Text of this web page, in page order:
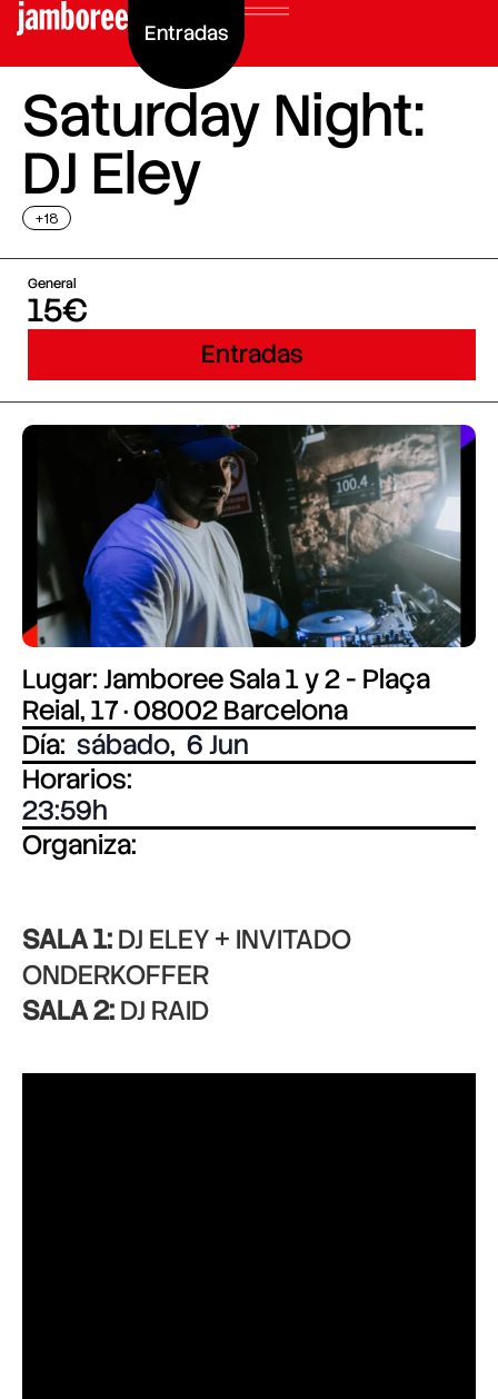
Entradas
Saturday Night:
DJ Eley
+18
General
15€
Entradas
Lugar: Jamboree Sala 1 y 2 - Plaça
Reial, 17 · 08002 Barcelona
Día: sábado, 6 Jun
Horarios:
23:59
Organiza:
SALA 1:DJ ELEY + INVITADO
ONDERKOFFER
SALA 2:DJ RAID